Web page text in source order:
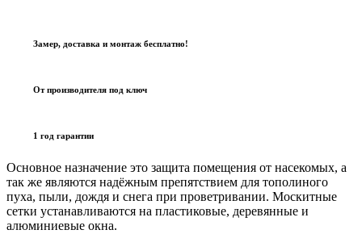
Замер, доставка и монтаж бесплатно!
От производителя под ключ
1 год гарантии
Основное назначение это защита помещения от насекомых, а
так же являются надёжным препятствием для тополиного
пуха, пыли, дождя и снега при проветривании. Москитные
сетки устанавливаются на пластиковые, деревянные и
алюминиевые окна.